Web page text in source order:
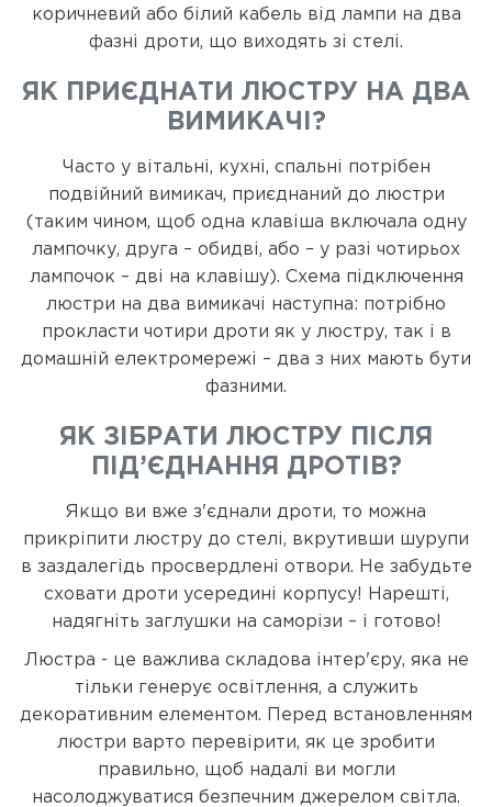
коричневий або білий кабель від лампи на два
фазні дроти, що виходять зі стелі.
ЯК ПРИЄДНАТИ ЛЮСТРУ НА ДВА
ВИМИКАЧІ?
Часто у вітальні, кухні, спальні потрібен
подвійний вимикач, приєднаний до люстри
(таким чином, щоб одна клавіша включала одну
лампочку, друга – обидві, або – у разі чотирьох
лампочок – дві на клавішу). Схема підключення
люстри на два вимикачі наступна: потрібно
прокласти чотири дроти як у люстру, так і в
домашній електромережі – два з них мають бути
фазними.
ЯК ЗІБРАТИ ЛЮСТРУ ПІСЛЯ
ПІД’ЄДНАННЯ ДРОТІВ?
Якщо ви вже з'єднали дроти, то можна
прикріпити люстру до стелі, вкрутивши шурупи
в заздалегідь просвердлені отвори. Не забудьте
сховати дроти усередині корпусу! Нарешті,
надягніть заглушки на саморізи – і готово!
Люстра - це важлива складова інтер'єру, яка не
тільки генерує освітлення, а служить
декоративним елементом. Перед встановленням
люстри варто перевірити, як це зробити
правильно, щоб надалі ви могли
насолоджуватися безпечним джерелом світла.